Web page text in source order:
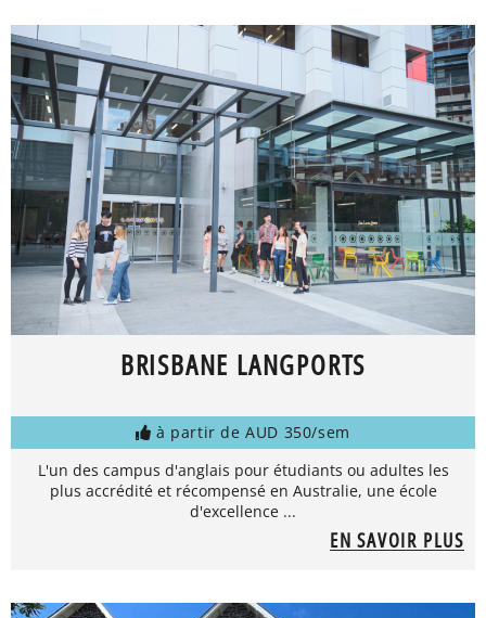
BRISBANE LANGPORTS
à partir de AUD 350/sem
L'un des campus d'anglais pour étudiants ou adultes les
plus accrédité et récompensé en Australie, une école
d'excellence ...
EN SAVOIR PLUS